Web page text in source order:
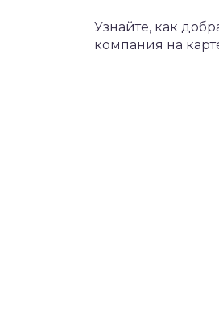
Узнайте, как
компания на